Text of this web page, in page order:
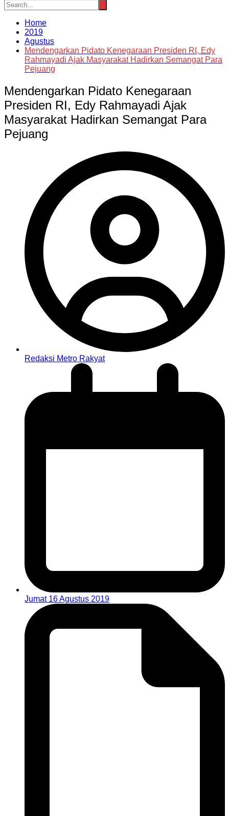
Home
2019
Agustus
Mendengarkan Pidato Kenegaraan Presiden RI, Edy
Rahmayadi Ajak Masyarakat Hadirkan Semangat Para
Pejuang
Mendengarkan Pidato Kenegaraan
Presiden RI, Edy Rahmayadi Ajak
Masyarakat Hadirkan Semangat Para
Pejuang
Redaksi Metro Rakyat
Jumat 16 Agustus 2019